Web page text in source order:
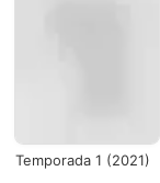
Temporada 1 (2021)